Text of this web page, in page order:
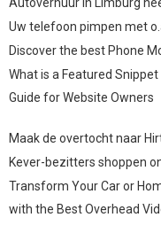
Autoverhuur in Limburg
Uw telefoon pimpen met
Discover the best Phone
What is a Featured
Guide for Website Owners
Maak de overtocht naar
Kever-bezitters shoppen
Transform Your Car or
with the Best Overhead